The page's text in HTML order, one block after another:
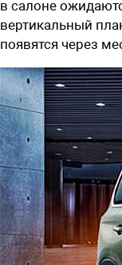
в салоне
вертикальный
появятся через